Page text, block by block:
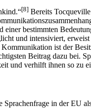
[8] Bereits
bestimmten
und intensiviert,
ist der
Beitrag dazu bei.
und verhilft ihnen so zu
in der